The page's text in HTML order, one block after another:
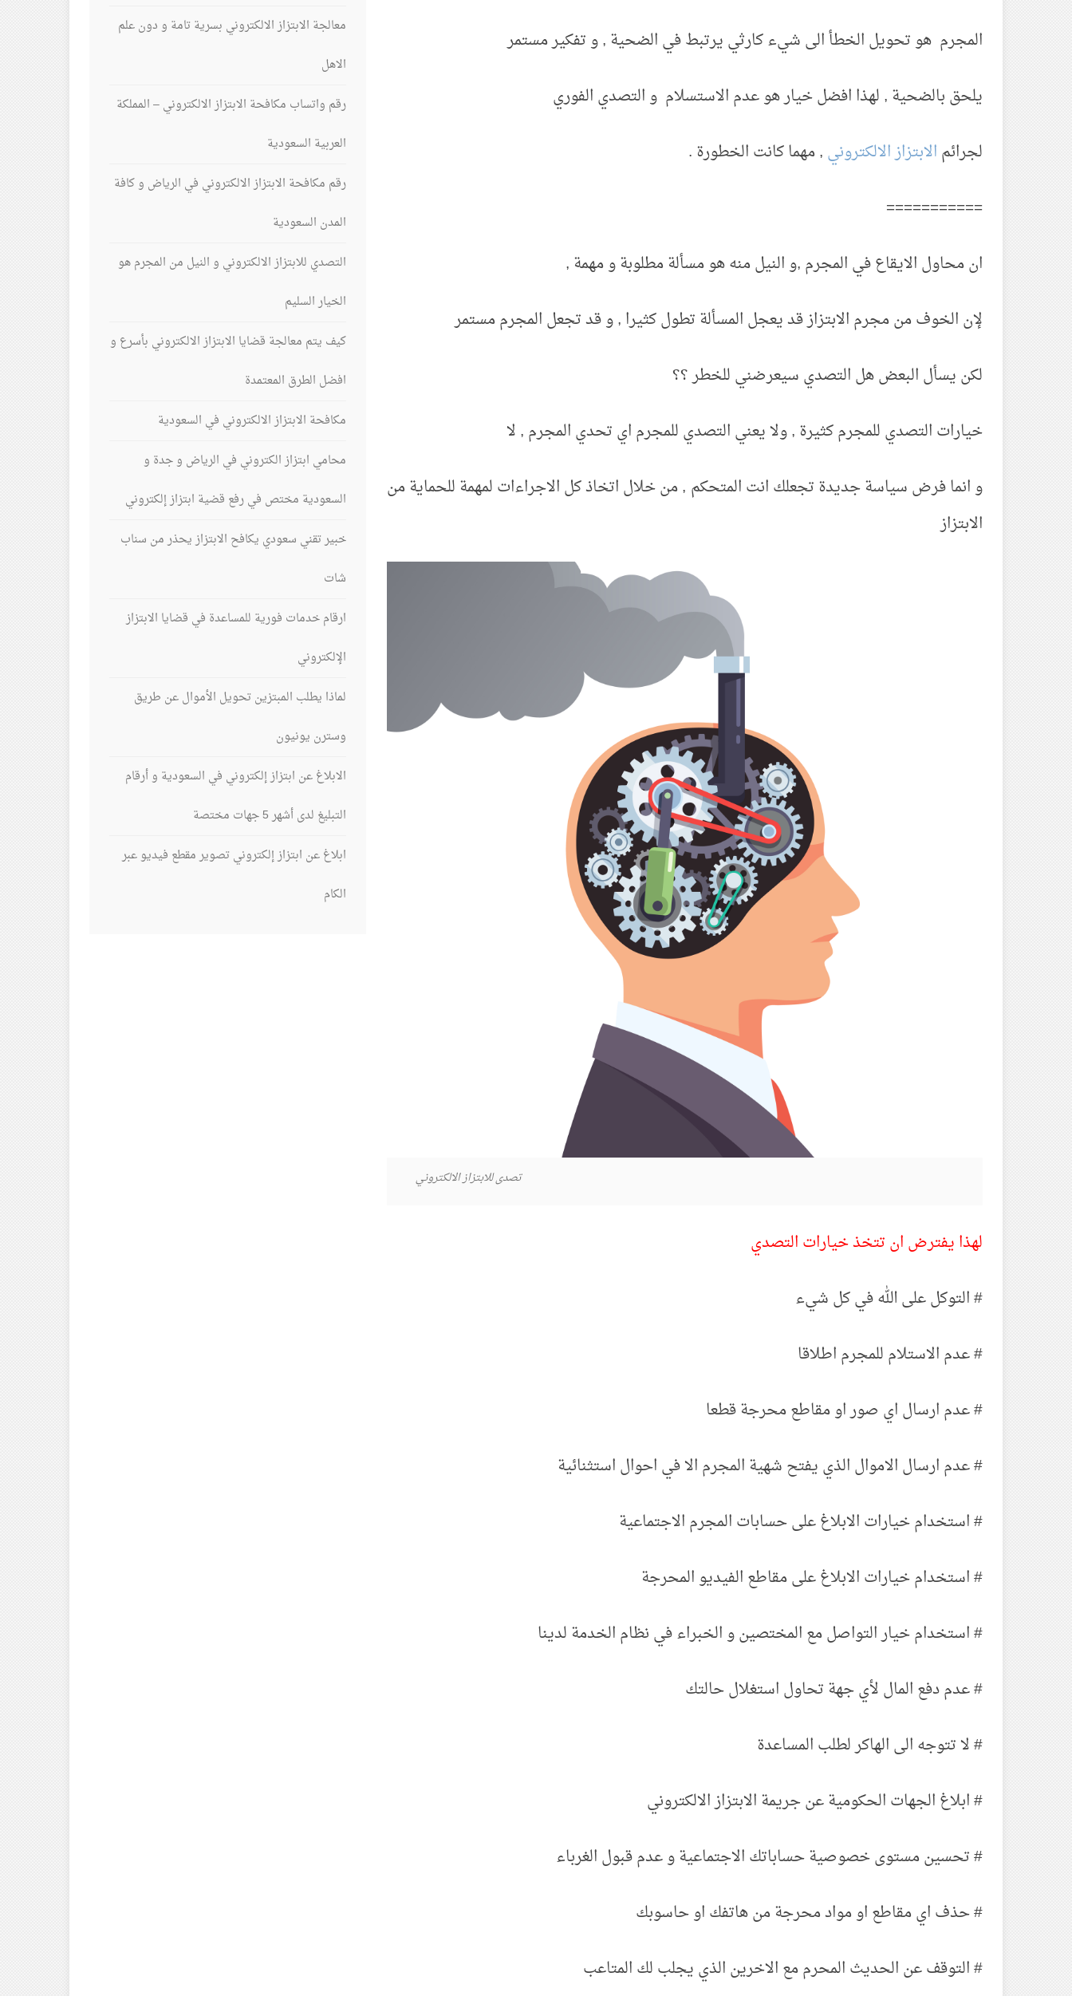
المجرم هو تحويل الخطأ الى شيء كارثي يرتبط في الضحية , و تفكير مستمر
يلحق بالضحية, لهذا افضل خيار هو عدم الاستسلام و التصدي الفوري
لجرائمالابتزاز الالكتروني, مهما كانت الخطورة .
===========
ان محاول الايقاع في المجرم ,و النيل منه هو مسألة مطلوبة و مهمة ,
لإن الخوف من مجرم الابتزاز قد يعجل المسألة تطول كثيرا , و قد تجعل المجرم مستمر
لكن يسأل البعض هل التصدي سيعرضني للخطر ؟؟
خيارات التصدي للمجرم كثيرة , ولا يعني التصدي للمجرم اي تحدي المجرم , لا
و انما فرض سياسة جديدة تجعلك انت المتحكم , من خلال اتخاذ كل الاجراءات لمهمة للحماية من
الابتزاز
تصدى للابتزاز الالكتروني
لهذا يفترض ان تتخذ خيارات التصدي
# التوكل على الله في كل شيء
# عدم الاستلام للمجرم اطلاقا
# عدم ارسال اي صور او مقاطع محرجة قطعا
# عدم ارسال الاموال الذي يفتح شهية المجرم الا في احوال استثنائية
# استخدام خيارات الابلاغ على حسابات المجرم الاجتماعية
# استخدام خيارات الابلاغ على مقاطع الفيديو المحرجة
# استخدام خيار التواصل مع المختصين و الخبراء في نظام الخدمة لدينا
# عدم دفع المال لأي جهة تحاول استغلال حالتك
# لا تتوجه الى الهاكر لطلب المساعدة
# ابلاغ الجهات الحكومية عن جريمة الابتزاز الالكتروني
# تحسين مستوى خصوصية حساباتك الاجتماعية و عدم قبول الغرباء
# حذف اي مقاطع او مواد محرجة من هاتفك او حاسوبك
# التوقف عن الحديث المحرم مع الاخرين الذي يجلب لك المتاعب
معالجة الابتزاز الالكتروني بسرية تامة و دون علم
الاهل
رقم واتساب مكافحة الابتزاز الالكتروني – المملكة
العربية السعودية
رقم مكافحة الابتزاز الالكتروني في الرياض و كافة
المدن السعودية
التصدي للابتزاز الالكتروني و النيل من المجرم هو
الخيار السليم
كيف يتم معالجة قضايا الابتزاز الالكتروني بأسرع و
افضل الطرق المعتمدة
مكافحة الابتزاز الالكتروني في السعودية
محامي ابتزاز الكتروني في الرياض و جدة و
السعودية مختص في رفع قضية ابتزاز إلكتروني
خبير تقني سعودي يكافح الابتزاز يحذر من سناب
شات
ارقام خدمات فورية للمساعدة في قضايا الابتزاز
الإلكتروني
لماذا يطلب المبتزين تحويل الأموال عن طريق
وسترن يونيون
الابلاغ عن ابتزاز إلكتروني في السعودية و أرقام
التبليغ لدى أشهر 5 جهات مختصة
ابلاغ عن ابتزاز إلكتروني تصوير مقطع فيديو عبر
الكام